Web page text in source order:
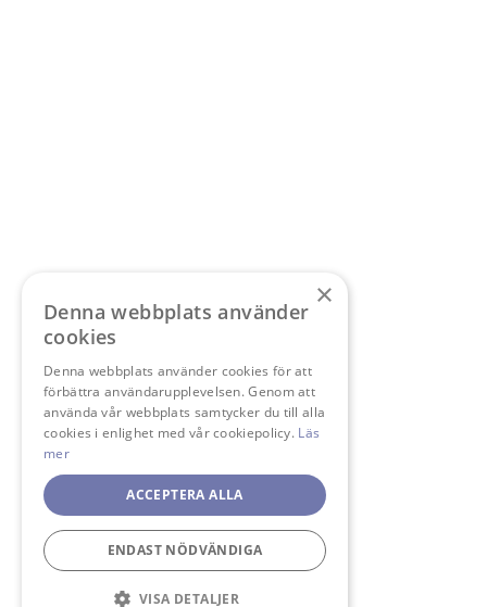
×
Denna webbplats använder
cookies
Denna webbplats använder cookies för att
förbättra användarupplevelsen. Genom att
använda vår webbplats samtycker du till alla
cookies i enlighet med vår cookiepolicy. Läs
mer
ACCEPTERA ALLA
ENDAST NÖDVÄNDIGA
VISA DETALJER